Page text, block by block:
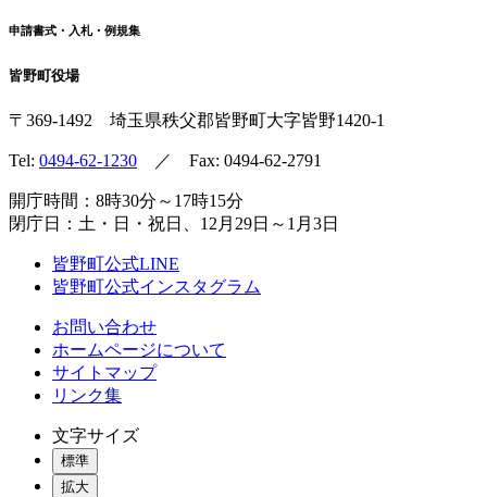
申請書式・入札・例規集
皆野町役場
〒369-1492 埼玉県秩父郡皆野町大字皆野1420-1
Tel: 0494-62-1230 ／ Fax: 0494-62-2791
開庁時間：8時30分～17時15分
閉庁日：土・日・祝日、12月29日～1月3日
皆野町公式LINE
皆野町公式インスタグラム
お問い合わせ
ホームページについて
サイトマップ
リンク集
文字サイズ
標準
拡大